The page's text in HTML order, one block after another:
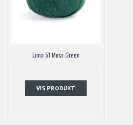
Lima 51 Moss Green
VIS PRODUKT